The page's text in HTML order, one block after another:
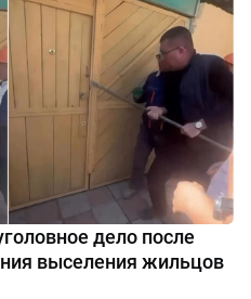
дело после
выселения жильцов